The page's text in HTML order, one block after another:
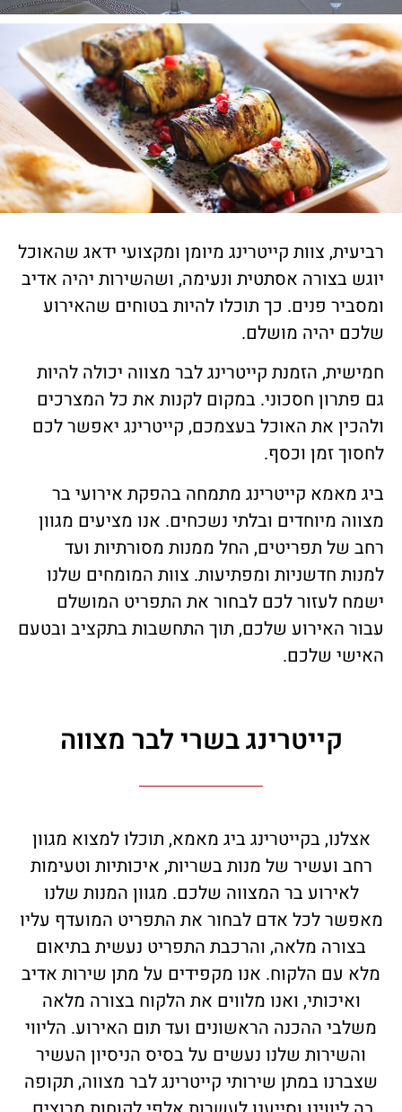
רביעית, צוות קייטרינג מיומן ומקצועי ידאג שהאוכל
יוגש בצורה אסתטית ונעימה, ושהשירות יהיה אדיב
ומסביר פנים. כך תוכלו להיות בטוחים שהאירוע
שלכם יהיה מושלם.
חמישית, הזמנת קייטרינג לבר מצווה יכולה להיות
גם פתרון חסכוני. במקום לקנות את כל המצרכים
ולהכין את האוכל בעצמכם, קייטרינג יאפשר לכם
לחסוך זמן וכסף.
ביג מאמא קייטרינג מתמחה בהפקת אירועי בר
מצווה מיוחדים ובלתי נשכחים. אנו מציעים מגוון
רחב של תפריטים, החל ממנות מסורתיות ועד
למנות חדשניות ומפתיעות. צוות המומחים שלנו
ישמח לעזור לכם לבחור את התפריט המושלם
עבור האירוע שלכם, תוך התחשבות בתקציב ובטעם
האישי שלכם.
קייטרינג בשרי לבר מצווה
אצלנו, בקייטרינג ביג מאמא, תוכלו למצוא מגוון
רחב ועשיר של מנות בשריות, איכותיות וטעימות
לאירוע בר המצווה שלכם. מגוון המנות שלנו
מאפשר לכל אדם לבחור את התפריט המועדף עליו
בצורה מלאה, והרכבת התפריט נעשית בתיאום
מלא עם הלקוח. אנו מקפידים על מתן שירות אדיב
ואיכותי, ואנו מלווים את הלקוח בצורה מלאה
משלבי ההכנה הראשונים ועד תום האירוע. הליווי
והשירות שלנו נעשים על בסיס הניסיון העשיר
שצברנו במתן שירותי קייטרינג לבר מצווה, תקופה